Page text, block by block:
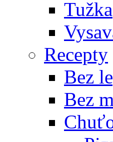
Tužka
Recepty
Bez
Bez